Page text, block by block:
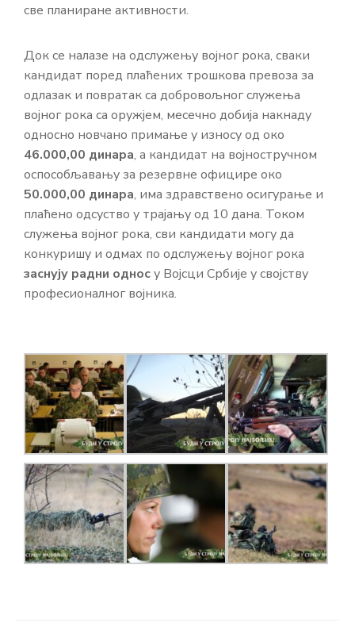
све планиране активности.
Док се налазе на одслужењу војног рока, сваки
кандидат поред плаћених трошкова превоза за
одлазак и повратак са добровољног служења
војног рока са оружјем, месечно добија накнаду
односно новчано примање у износу од око
46.000,00 динара, а кандидат на војностручном
оспособљавању за резервне официре око
50.000,00 динара, има здравствено осигурање и
плаћено одсуство у трајању од 10 дана. Током
служења војног рока, сви кандидати могу да
конкуришу и одмах по одслужењу војног рока
заснују радни односу Војсци Србије у својству
професионалног војника.